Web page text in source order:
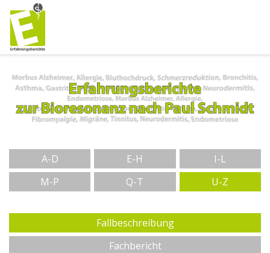
A-D E-H
I-L
M-P
Q-T U-Z
Fallbeschreibung
Fachbericht